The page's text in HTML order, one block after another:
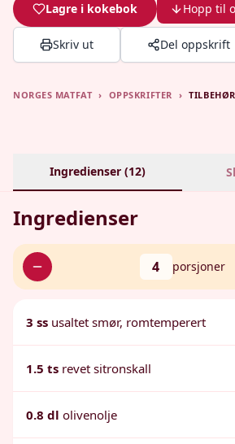
Lagre i kokebok Hopp til
Skriv ut Del oppskrift
NORGES MATFAT › OPPSKRIFTER › TILBEHØR
Ingredienser (12)
Ingredienser
4 porsjoner
3 ss usaltet smør, romtemperert
1.5 ts revet sitronskall
0.8 dl olivenolje